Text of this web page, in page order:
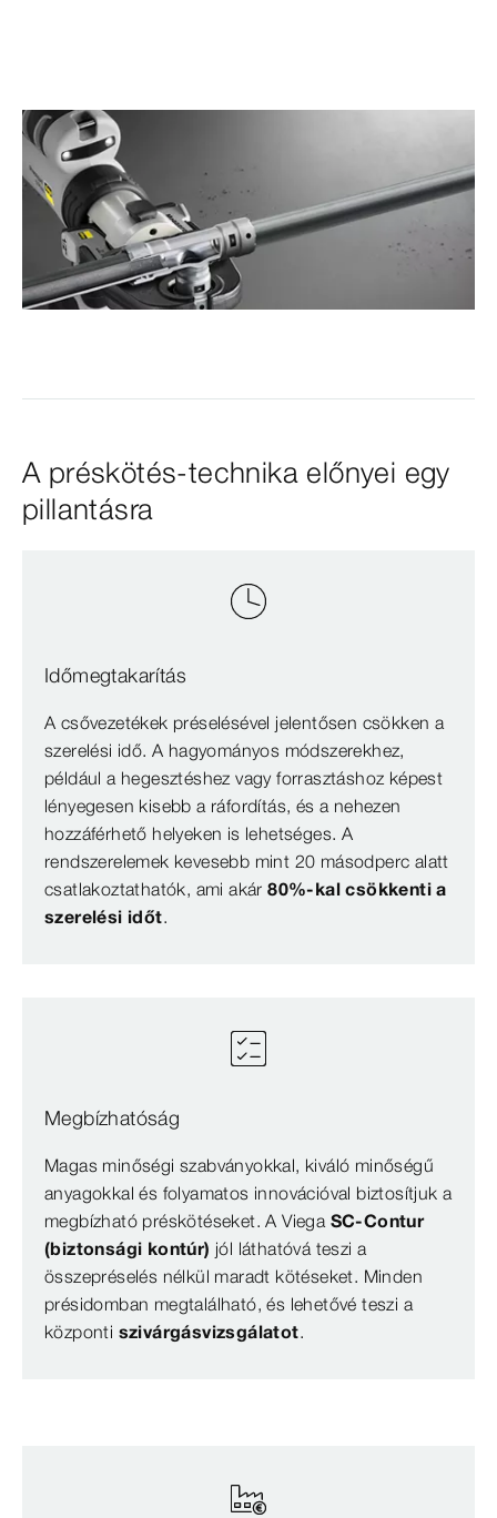
A préskötés-technika előnyei egy
pillantásra
Időmegtakarítás
A csővezetékek préselésével jelentősen csökken a
szerelési idő. A hagyományos módszerekhez,
például a hegesztéshez vagy forrasztáshoz képest
lényegesen kisebb a ráfordítás, és a nehezen
hozzáférhető helyeken is lehetséges. A
rendszerelemek kevesebb mint 20 másodperc alatt
csatlakoztathatók, ami akár80%-kal csökkenti a
szerelési időt.
Megbízhatóság
Magas minőségi szabványokkal, kiváló minőségű
anyagokkal és folyamatos innovációval biztosítjuk a
megbízható préskötéseket. A Viega SC-Contur
(biztonsági kontúr) jól láthatóvá teszi a
összepréselés nélkül maradt kötéseket. Minden
présidomban megtalálható, és lehetővé teszi a
központi szivárgásvizsgálatot.